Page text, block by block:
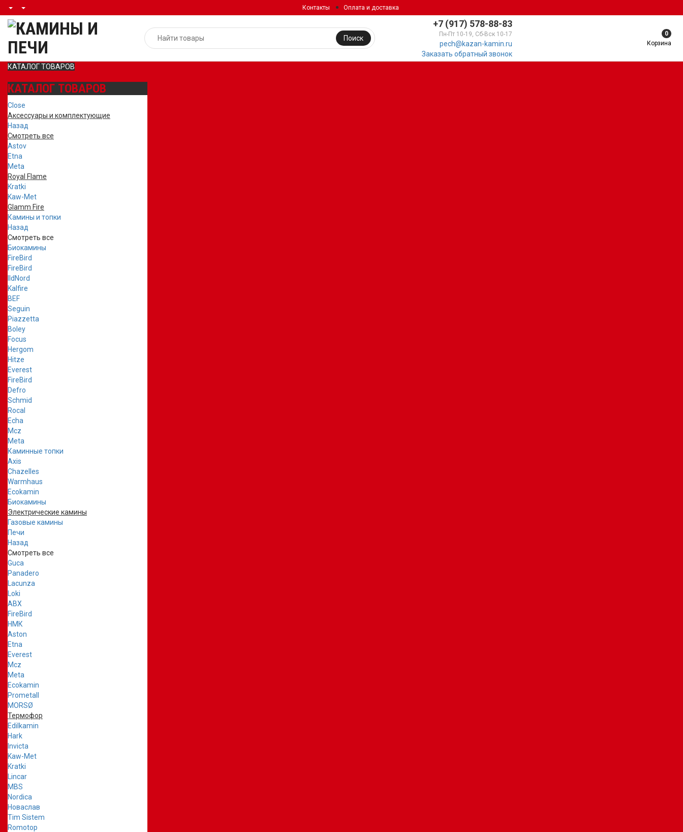
Контакты Оплата и доставка
+7 (917) 578-88-83
Пн-Пт 10-19, Сб-Вск 10-17
pech@kazan-kamin.ru
Заказать обратный звонок
Поиск
0
Корзина
КАТАЛОГ ТОВАРОВ
КАТАЛОГ ТОВАРОВ
Close
Аксессуары и комплектующие
Назад
Смотреть все
Astov
Etna
Meta
Royal Flame
Kratki
Kaw-Met
Glamm Fire
Камины и топки
Назад
Смотреть все
Биокамины
FireBird
FireBird
IldNord
Kalfire
BEF
Seguin
Piazzetta
Boley
Focus
Hergom
Hitze
Everest
FireBird
Defro
Schmid
Rocal
Echa
Mcz
Meta
Каминные топки
Axis
Chazelles
Warmhaus
Ecokamin
Биокамины
Электрические камины
Газовые камины
Печи
Назад
Смотреть все
Guca
Panadero
Lacunza
Loki
ABX
FireBird
НМК
Aston
Etna
Everest
Mcz
Meta
Ecokamin
Prometall
MORSØ
Термофор
Edilkamin
Hark
Invicta
Kaw-Met
Kratki
Lincar
MBS
Nordica
Новаслав
Tim Sistem
Romotop